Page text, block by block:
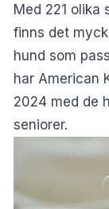
Med 221 olika
finns det
hund som
har American
2024 med de
seniorer.